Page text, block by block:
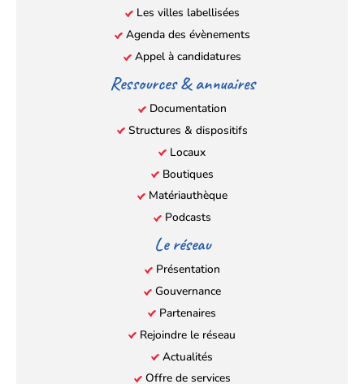
onglet)
onglet)
onglet)
onglet)
Les villes labellisées
Agenda des évènements
Appel à candidatures
Ressources & annuaires
Documentation
Structures & dispositifs
Locaux
Boutiques
Matériauthèque
Podcasts
Le réseau
Présentation
Gouvernance
Partenaires
Rejoindre le réseau
Actualités
Offre de services